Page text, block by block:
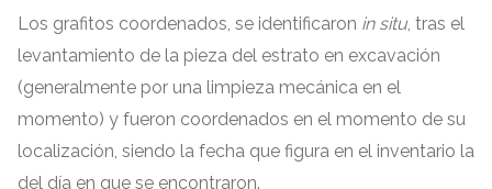
Los grafitos coordenados, se identificaron in situ, tras el
levantamiento de la pieza del estrato en excavación
(generalmente por una limpieza mecánica en el
momento) y fueron coordenados en el momento de su
localización, siendo la fecha que figura en el inventario la
del día en que se encontraron.